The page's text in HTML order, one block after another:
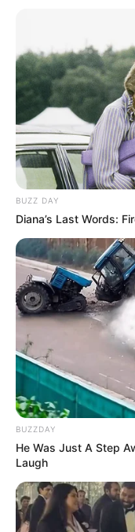
BUZZ DAY
Diana’s Last Words:
BUZZDAY
He Was Just A Step
Laugh